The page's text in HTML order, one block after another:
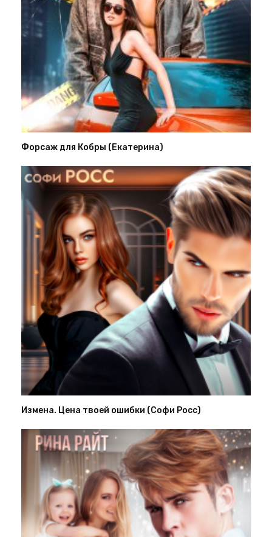
Форсаж для Кобры (Екатерина)
Измена. Цена твоей ошибки (Софи Росс)